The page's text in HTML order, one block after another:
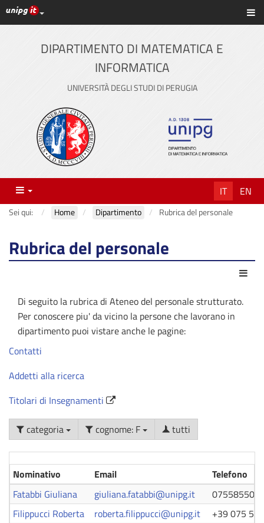
Vai
al
contenuto
principale
Link ai principali servizi web di Ateneo
DIPARTIMENTO DI MATEMATICA E
INFORMATICA
UNIVERSITÀ DEGLI STUDI DI PERUGIA
Menu IT EN
Sei qui: Home Dipartimento Rubrica del personale
Rubrica del personale
Di seguito la rubrica di Ateneo del personale strutturato.
Per conoscere piu' da vicino la persone che lavorano in
dipartimento puoi vistare anche le pagine:
Contatti
Addetti alla ricerca
Titolari di Insegnamenti
categoria cognome: F tutti
Nominativo Email
Telefono
Fatabbi Giuliana
giuliana.fatabbi@unipg.it
Filippucci Roberta
roberta.filippucci@unipg.it
+39 075